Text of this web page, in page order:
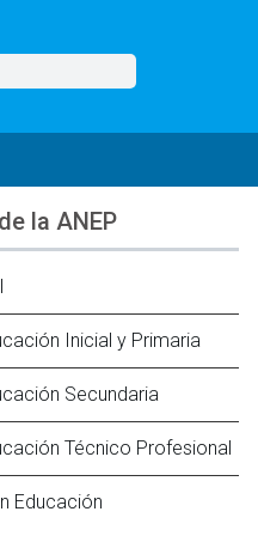
la ANEP
Inicial y Primaria
Secundaria
Técnico Profesional
Educación